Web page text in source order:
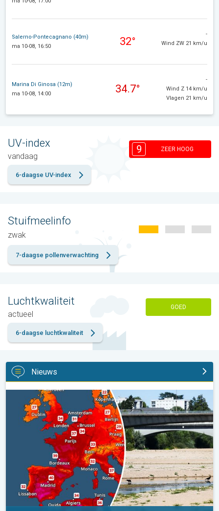
Salerno-Pontecagnano (40m)
ma 10-08, 16:50
32°
-
Wind ZW 21 km/u
Marina Di Ginosa (12m)
ma 10-08, 14:00
34.7°
-
Wind Z 14 km/u
Vlagen 21 km/u
UV-index
vandaag
9 ZEER HOOG
6-daagse UV-index
Stuifmeelinfo
zwak
7-daagse pollenverwachting
Luchtkwaliteit
actueel
GOED
6-daagse luchtkwaliteit
Nieuws
West-Europa stevent af op recordzomer. Ongewoon heet en